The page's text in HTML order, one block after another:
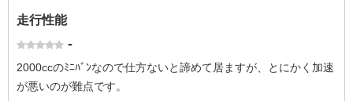
走行性能
-
2000ccのﾐﾆﾊﾞﾝなので仕方ないと諦めて居ますが、とにかく加速
が悪いのが難点です。